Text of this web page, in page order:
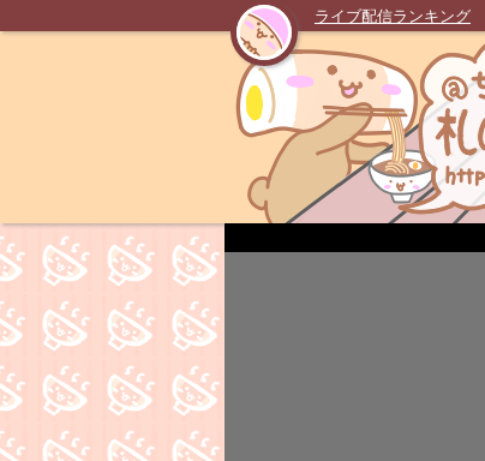
ライブ配信ランキング